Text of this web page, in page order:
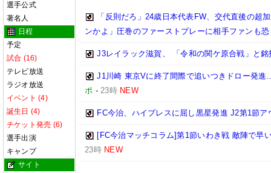
選手公式
著名人
日程
予定
試合 (16)
テレビ放送
ラジオ放送
イベント (4)
誕生日 (4)
チケット発売 (6)
選手出演
キャンプ
サイト
「反則だろ」24歳日本代表FW、交代直後の
ンかよ」圧巻のファーストプレーに相手ファンも恐
J3レイラック滋賀、 「令和の関ケ原合戦」と
J1川崎 東京Vに終了間際で追いつきドロー発
ポ -23時 NEW
FC今治、ハイプレスに屈し黒星発進 J2第1節
[FC今治マッチコラム]第1節いわき戦 敵陣で早
23時 NEW